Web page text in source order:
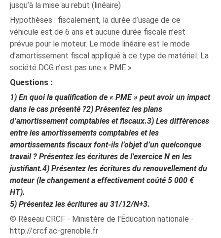
jusqu’à la mise au rebut (linéaire)
Hypothèses : fiscalement, la durée d’usage de ce
véhicule est de 6 ans et aucune durée fiscale n’est
prévue pour le moteur. Le mode linéaire est le mode
d’amortissement fiscal appliqué à ce type de matériel. La
société DCG n’est pas une « PME ».
Questions :
1) En quoi la qualification de « PME » peut avoir un impact
dans le cas présenté ?2) Présentez les plans
d’amortissement comptables et fiscaux.3) Les différences
entre les amortissements comptables et les
amortissements fiscaux font-ils l’objet d’un quelconque
travail ? Présentez les écritures de l’exercice N en les
justifiant.4) Présentez les écritures du renouvellement du
moteur (le changement a effectivement coûté 5 000 €
HT).
5) Présentez les écritures au 31/12/N+3.
© Réseau CRCF - Ministère de l'Éducation nationale -
http://crcf.ac-grenoble.fr